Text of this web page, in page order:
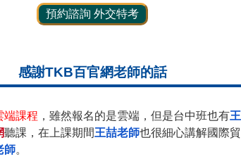
預約諮詢 外交特考
感謝TKB百官網老師的話
端課程 ，雖然報名的是雲端，但是台中班也有
聽課，在上課期間王喆老師也很細心講解國際
師。